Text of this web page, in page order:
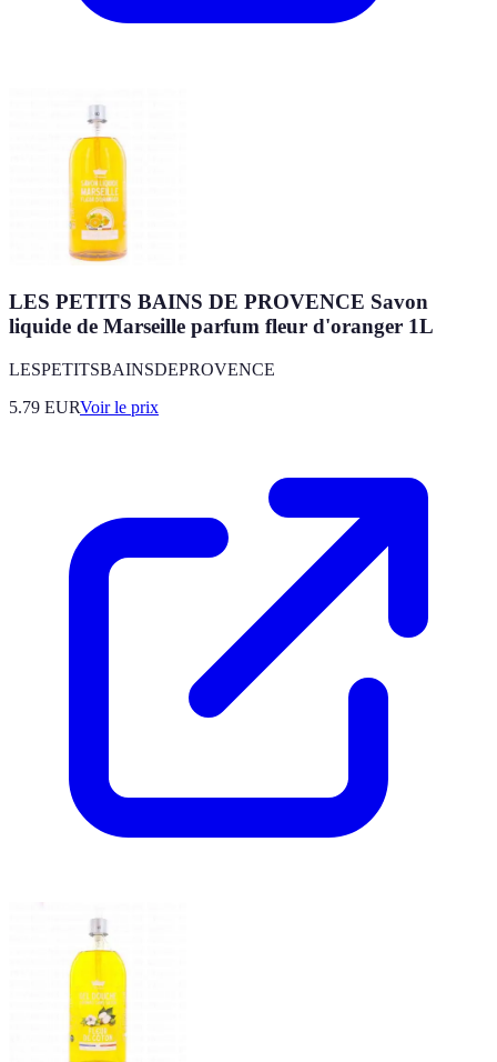
LES PETITS BAINS DE PROVENCE Savon
liquide de Marseille parfum fleur d'oranger 1L
LESPETITSBAINSDEPROVENCE
5.79 EURVoir le prix